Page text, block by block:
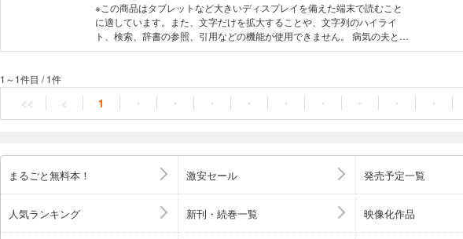
※この商品はタブレットなど大きいディスプレイを備えた端末で読むこと
に適しています。また、文字だけを拡大することや、文字列のハイライ
ト、検索、辞書の参照、引用などの機能が使用できません。 病気の夫と５
人の子をつれ、兄をたよって故郷へもどってきたかつら…。やがて夫が死
1～1件目 /1件
<< < 1 ・ ・ ・ ・ ・ ・ ・ ・ ・
まるごと無料本！ 激安セール 発売予定一覧
人気ランキング 新刊・続巻一覧 映像化作品